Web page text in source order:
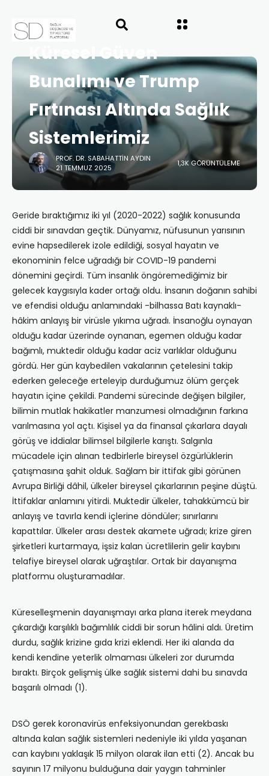
ANASAYFA SAĞLIK POLITIKASI
Küresel Güven
Bunalımı ve Trump
Fırtınası Altında Sağlık
Sistemlerimiz
PROF. DR. SABAHATTIN AYDIN
21 TEMMUZ 2025
1,3K GÖRÜNTÜLEME
Geride bıraktığımız iki yıl (2020-2022) sağlık konusunda
ciddi bir sınavdan geçtik. Dünyamız, nüfusunun yarısının
evine hapsedilerek izole edildiği, sosyal hayatın ve
ekonominin felce uğradığı bir COVID-19 pandemi
dönemini geçirdi. Tüm insanlık öngöremediğimiz bir
gelecek kaygısıyla kader ortağı oldu. İnsanın doğanın sahibi
ve efendisi olduğu anlamındaki -bilhassa Batı kaynaklı-
hâkim anlayış bir virüsle yıkıma uğradı. İnsanoğlu oynayan
olduğu kadar üzerinde oynanan, egemen olduğu kadar
bağımlı, muktedir olduğu kadar aciz varlıklar olduğunu
gördü. Her gün kaybedilen vakalarının çetelesini takip
ederken geleceğe erteleyip durduğumuz ölüm gerçek
hayatın içine çekildi. Pandemi sürecinde değişen bilgiler,
bilimin mutlak hakikatler manzumesi olmadığının farkına
varılmasına yol açtı. Kişisel ya da finansal çıkarlara dayalı
görüş ve iddialar bilimsel bilgilerle karıştı. Salgınla
mücadele için alınan tedbirlerle bireysel özgürlüklerin
çatışmasına şahit olduk. Sağlam bir ittifak gibi görünen
Avrupa Birliği dâhil, ülkeler bireysel çıkarlarının peşine düştü.
İttifaklar anlamını yitirdi. Muktedir ülkeler, tahakkümcü bir
anlayış ve tavırla kendi içlerine döndüler; sınırlarını
kapattılar. Ülkeler arası destek akamete uğradı; krize giren
şirketleri kurtarmaya, işsiz kalan ücretlilerin gelir kaybını
telafiye bireysel olarak uğraştılar. Ortak bir dayanışma
platformu oluşturamadılar.
Küreselleşmenin dayanışmayı arka plana iterek meydana
çıkardığı karşılıklı bağımlılık ciddi bir sorun hâlini aldı. Üretim
durdu, sağlık krizine gıda krizi eklendi. Her iki alanda da
kendi kendine yeterlik olmaması ülkeleri zor durumda
bıraktı. Birçok gelişmiş ülke sağlık sistemi dahi bu sınavda
başarılı olmadı (1).
DSÖ gerek koronavirüs enfeksiyonundan gerekbaskı
altında kalan sağlık sistemleri nedeniyle iki yılda yaşanan
can kaybını yaklaşık 15 milyon olarak ilan etti (2). Ancak bu
sayının 17 milyonu bulduğuna dair yaygın tahminler